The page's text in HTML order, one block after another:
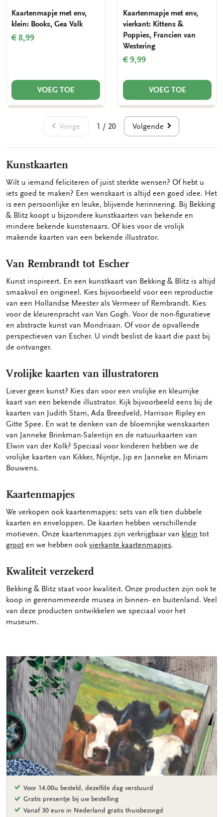
Kaartenmapje met env,
klein: Books, Gea Valk
€ 8,99
VOEG TOE
Kaartenmapje met env,
vierkant: Kittens &
Poppies, Francien van
Westering
€ 9,99
VOEG TOE
Vorige 1 / 20 Volgende
Kunstkaarten
Wilt u iemand feliciteren of juist sterkte wensen? Of hebt u
iets goed te maken? Een wenskaart is altijd een goed idee. Het
is een persoonlijke en leuke, blijvende herinnering. Bij Bekking
& Blitz koopt u bijzondere kunstkaarten van bekende en
mindere bekende kunstenaars. Of kies voor de vrolijk
makende kaarten van een bekende illustrator.
Van Rembrandt tot Escher
Kunst inspireert. En een kunstkaart van Bekking & Blitz is altijd
smaakvol en origineel. Kies bijvoorbeeld voor een reproductie
van een Hollandse Meester als Vermeer of Rembrandt. Kies
voor de kleurenpracht van Van Gogh. Voor de non-figuratieve
en abstracte kunst van Mondriaan. Of voor de opvallende
perspectieven van Escher. U vindt beslist de kaart die past bij
de ontvanger.
Vrolijke kaarten van illustratoren
Liever geen kunst? Kies dan voor een vrolijke en kleurrijke
kaart van een bekende illustrator. Kijk bijvoorbeeld eens bij de
kaarten van Judith Stam, Ada Breedveld, Harrison Ripley en
Gitte Spee. En wat te denken van de bloemrijke wenskaarten
van Janneke Brinkman-Salentijn en de natuurkaarten van
Elwin van der Kolk? Speciaal voor kinderen hebben we de
vrolijke kaarten van Kikker, Nijntje, Jip en Janneke en Miriam
Bouwens.
Kaartenmapjes
We verkopen ook kaartenmapjes: sets van elk tien dubbele
kaarten en enveloppen. De kaarten hebben verschillende
motieven. Onze kaartenmapjes zijn verkrijgbaar van klein tot
groot en we hebben ook vierkante kaartenmapjes.
Kwaliteit verzekerd
Bekking & Blitz staat voor kwaliteit. Onze producten zijn ook te
koop in gerenommeerde musea in binnen- en buitenland. Veel
van deze producten ontwikkelen we speciaal voor het
museum.
Voor 14.00u besteld, dezelfde dag verstuurd
Gratis presentje bij uw bestelling
Vanaf 30 euro in Nederland gratis thuisbezorgd